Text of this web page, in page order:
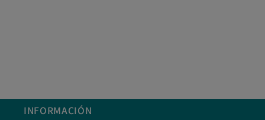
INFORMACIÓN